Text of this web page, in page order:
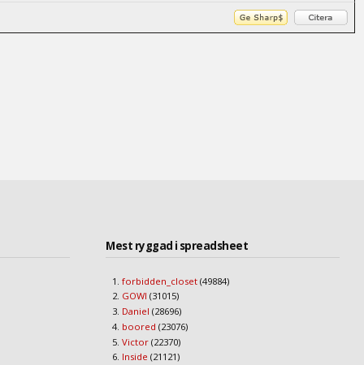
Mest ryggad i spreadsheet
forbidden_closet (49884)
GOWI (31015)
Daniel (28696)
boored (23076)
Victor (22370)
Inside (21121)